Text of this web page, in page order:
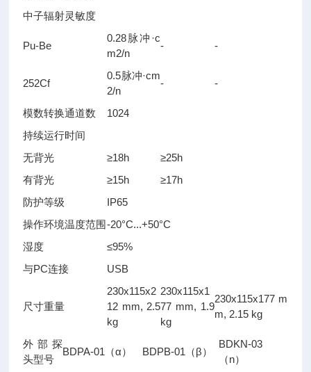
中子辐射灵敏度
Pu-Be
0.28脉冲·c
m2/n
- -
252Cf
0.5脉冲·cm
2/n
- -
模数转换通道数
1024
持续运行时间
无背光
≥18h
≥25h
有背光
≥15h
≥17h
防护等级
IP65
操作环境温度范围-20°C...+50°C
湿度
≤95%
与PC连接
USB
尺寸重量
230х115х2
12 mm, 2.5
kg
230х115х1
77 mm, 1.9
kg
230х115х177 m
m, 2.15 kg
外部探
头型号
BDPA-01（α） BDPB-01（β）
BDKN-03
（n）